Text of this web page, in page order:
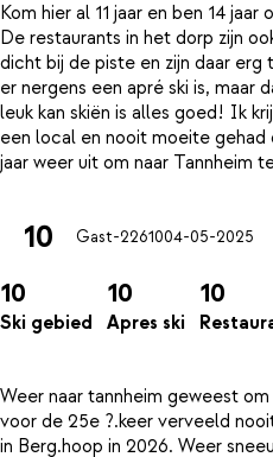
Kom hier al 11 jaar en ben 14
De restaurants in het dorp zijn
dicht bij de piste en zijn daar
er nergens een apré ski is, maar
leuk kan skiën is alles goed! Ik
een local en nooit moeite
10 Gast-2261004-05-2025
10
Ski gebied
10
Apres ski
10
Weer naar tannheim geweest
voor de 25e ?.keer verveeld
in Berg.hoop in 2026. Weer